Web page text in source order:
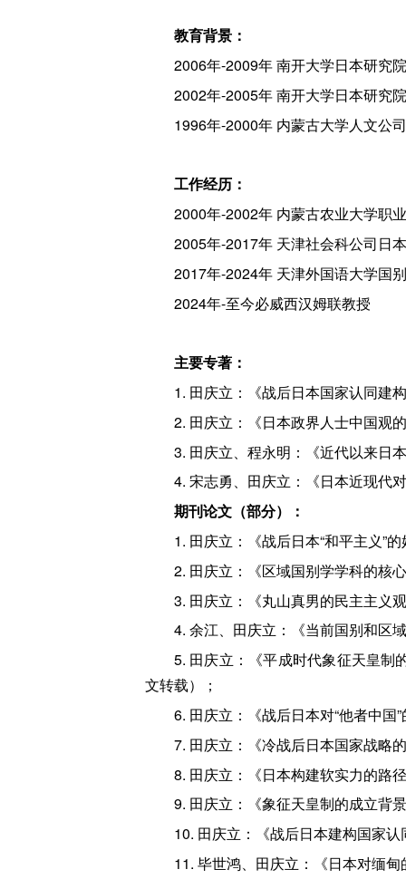
教育背景：
2006年-2009年 南开大学日本研究
2002年-2005年 南开大学日本研究
1996年-2000年 内蒙古大学人文公
工作经历：
2000年-2002年 内蒙古农业大学职
2005年-2017年 天津社会科公司日
2017年-2024年 天津外国语大学国
2024年-至今必威西汉姆联教授
主要专著：
1. 田庆立：《战后日本国家认同建
2. 田庆立：《日本政界人士中国观
3. 田庆立、程永明：《近代以来日
4. 宋志勇、田庆立：《日本近现代
期刊论文（部分）：
1. 田庆立：《战后日本“和平主义”
2. 田庆立：《区域国别学学科的核
3. 田庆立：《丸山真男的民主主义
4. 余江、田庆立：《当前国别和区
5. 田庆立：《平成时代象征天皇制
文转载）；
6. 田庆立：《战后日本对“他者中
7. 田庆立：《冷战后日本国家战略
8. 田庆立：《日本构建软实力的路
9. 田庆立：《象征天皇制的成立背
10. 田庆立：《战后日本建构国家
11. 毕世鸿、田庆立：《日本对缅